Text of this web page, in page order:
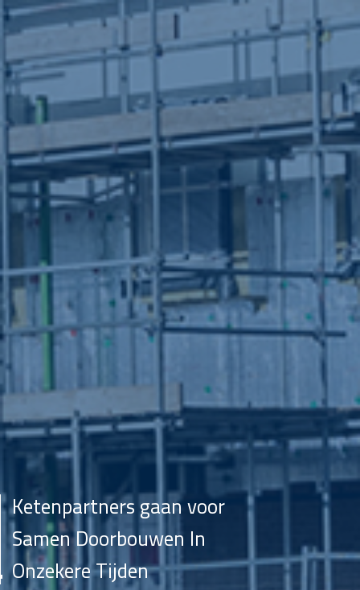
Ketenpartners gaan voor
Samen Doorbouwen In
Onzekere Tijden